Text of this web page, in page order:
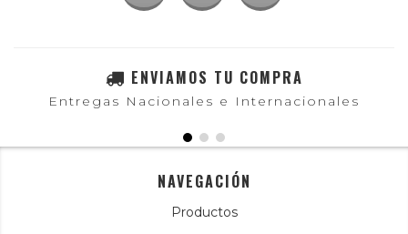
ENVIAMOS TU COMPRA
Entregas Nacionales e Internacionales
NAVEGACIÓN
Productos